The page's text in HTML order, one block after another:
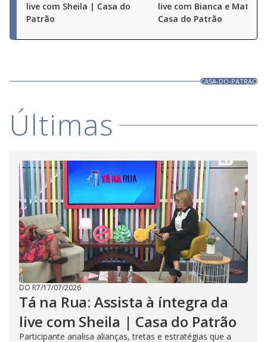
live com Sheila | Casa do
Patrão
live com Bianca e
Casa do Patrão
CASA-DO-PATRAO
Últimas
DO R7/17/07/2026
Tá na Rua: Assista à íntegra da
live com Sheila | Casa do Patrão
Participante analisa alianças, tretas e estratégias que a